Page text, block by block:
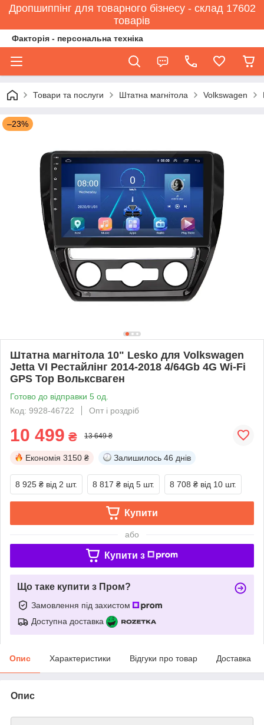
Дропшиппінг для товарного бізнесу - склад 17602
товарів
Факторія - персональна техніка
Товари та послуги Штатна магнітола Volkswagen
–23%
Штатна магнітола 10" Lesko для Volkswagen
Jetta VI Рестайлінг 2014-2018 4/64Gb 4G Wi-Fi
GPS Top Вольксваген
Готово до відправки 5 од.
Код: 9928-46722
Опт і роздріб
10 499 ₴ 13 649 ₴
Економія 3150 ₴ Залишилось 46 днів
8 925 ₴ від 2 шт. 8 817 ₴ від 5 шт. 8 708 ₴ від 10 шт.
Купити
або
Купити з
Що таке купити з Пром?
Замовлення під захистом
Доступна доставка
Опис Характеристики Відгуки про товар Доставка
Опис